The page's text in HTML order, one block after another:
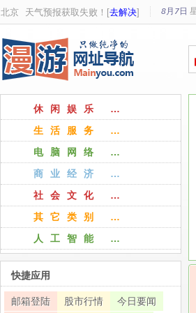
北京 天气预报获取失败！[去解决] 8月7日
休闲娱乐 …
生活服务 …
电脑网络 …
商业经济 …
社会文化 …
其它类别 …
人工智能 …
快捷应用
邮箱登陆 股市行情
今日要闻